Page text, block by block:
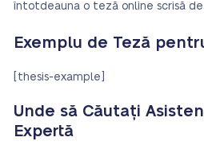
întotdeauna o teză online scrisă
Exemplu de Teză
[thesis-example]
Unde să Căutați
Expertă